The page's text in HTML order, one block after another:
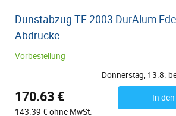
Dunstabzug TF 2003 DurAlum
Abdrücke
Vorbestellung
Donnerstag, 13.8.
170.63 €
143.39 € ohne MwSt.
In